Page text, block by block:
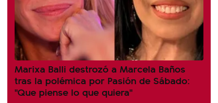
Marixa Balli destrozó a Marcela Baños
tras la polémica por Pasión de Sábado:
"Que piense lo que quiera"